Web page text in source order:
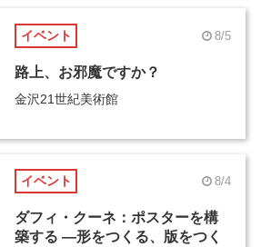
イベント 8/5
路上、お邪魔ですか？
金沢21世紀美術館
イベント 8/4
ダフィ・クーネ：ポスターを構
築する ―形をつくる、版をつく